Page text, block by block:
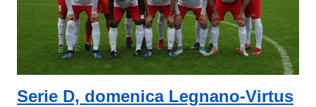
Serie D, domenica Legnano-Virtus